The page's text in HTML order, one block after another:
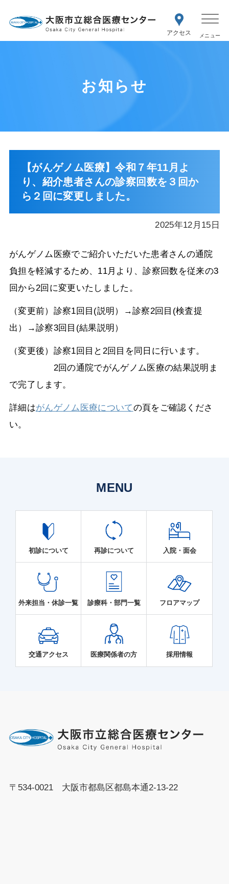
セス
お知らせ
【がんゲノム医療】令和７年11月よ
り、紹介患者さんの診察回数を３回か
ら２回に変更しました。
2025年12月15日
がんゲノム医療でご紹介いただいた患者さんの通院
負担を軽減するため、11月より、診察回数を従来の3
回から2回に変更いたしました。
（変更前）診察1回目(説明）→診察2回目(検査提
出）→診察3回目(結果説明）
（変更後）診察1回目と2回目を同日に行います。
2回の通院でがんゲノム医療の結果説明ま
で完了します。
詳細はがんゲノム医療についての頁をご確認くださ
い。
紹介状をお持ちの方はこちら
再診の予約変更はこちら
MENU
初診について 再診について 入院・面会
外来担当・休診一覧 診療科・部門一覧 フロアマップ
交通アクセス 医療関係者の方 採用情報
〒534-0021 大阪市都島区都島本通2-13-22